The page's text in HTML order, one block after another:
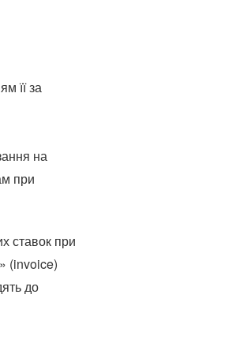
її за
на
при
ставок при
(invoice)
до